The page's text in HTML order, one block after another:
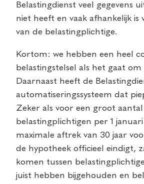
Belastingdienst veel gegevens
niet heeft en vaak afhankelijk is
van de belastingplichtige.
Kortom: we hebben een heel
belastingstelsel als het gaat om
Daarnaast heeft de
automatiseringssysteem dat
Zeker als voor een groot aantal
belastingplichtigen per 1 januari
maximale aftrek van 30 jaar
de hypotheek officieel eindigt,
komen tussen
juist hebben bijgehouden en